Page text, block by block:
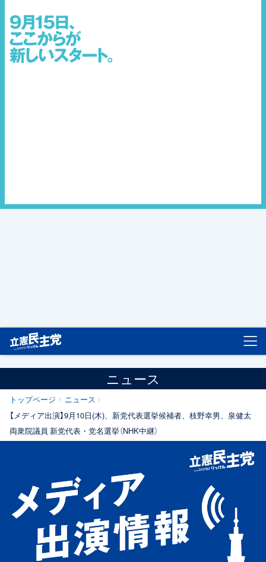
ニュース
トップページ
ニュース
【メディア出演】9月10日(木)、新党代表選挙候補者、枝野幸男、泉健太
両衆院議員 新党代表・党名選挙（NHK中継）